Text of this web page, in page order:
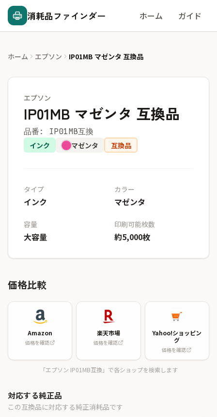
消耗品ファインダー ホーム ガイド
ホーム エプソン IP01MB マゼンタ 互換品
エプソン
IP01MB マゼンタ 互換品
品番: IP01MB互換
インク マゼンタ 互換品
タイプ
インク
カラー
マゼンタ
容量
大容量
印刷可能枚数
約5,000枚
価格比較
Amazon
価格を確認
楽天市場
価格を確認
Yahoo!ショッピン
グ
価格を確認
「エプソン IP01MB互換」で各ショップを検索します
対応する純正品
この互換品に対応する純正消耗品です